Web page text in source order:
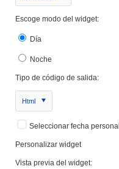
Escoge modo del widget:
Día
Noche
Tipo de código de salida:
Html
Seleccionar fecha
Personalizar widget
Vista previa del widget: